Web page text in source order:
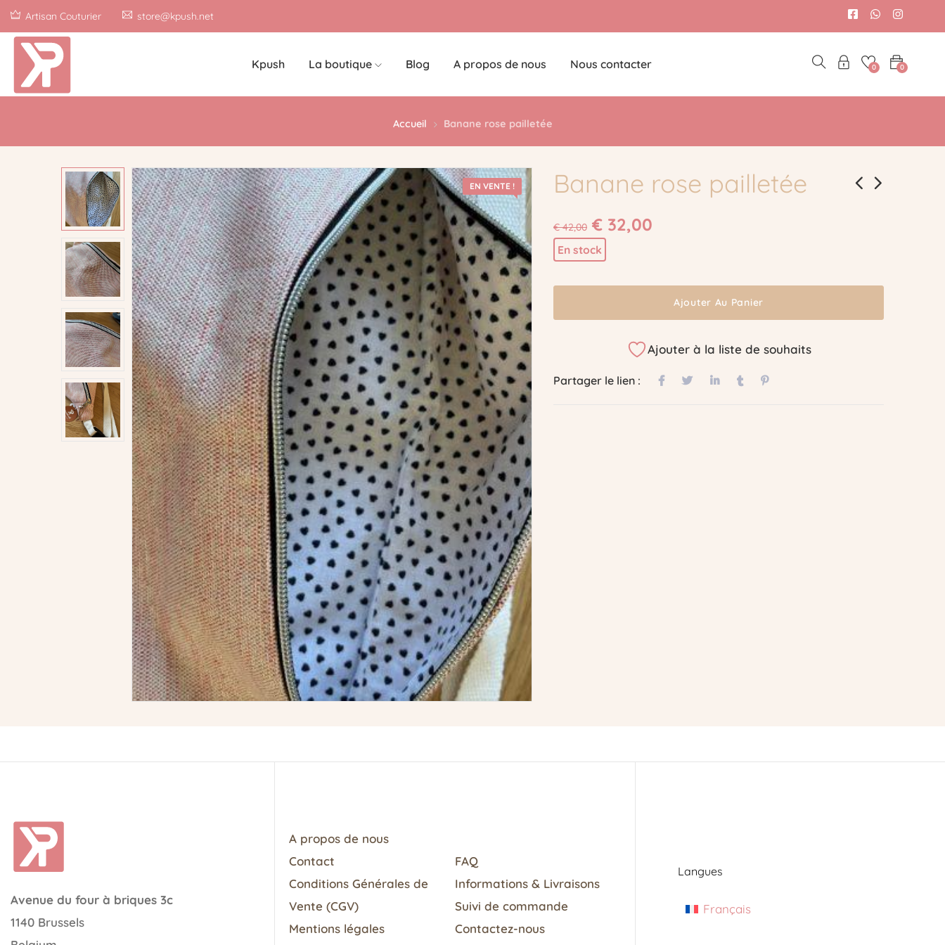
Artisan Couturier store@kpush.net
Kpush La boutique Blog A propos de nous Nous contacter 0
0
Accueil Banane rose pailletée
EN VENTE ! Banane rose pailletée
€42,00 € 32,00
En stock
Ajouter Au Panier
Ajouter à la liste de souhaits
Partager le lien :
Avenue du four à briques 3c
1140 Brussels
A propos de nous
Contact
Conditions Générales de
Vente (CGV)
Mentions légales
FAQ
Informations & Livraisons​
Suivi de commande
Contactez-nous
Langues
Français